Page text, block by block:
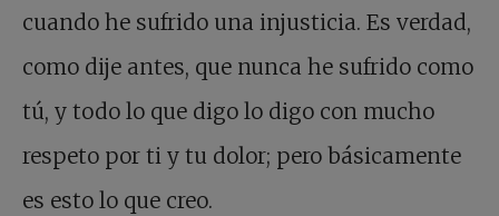
cuando he sufrido una injusticia. Es verdad,
como dije antes, que nunca he sufrido como
tú, y todo lo que digo lo digo con mucho
respeto por ti y tu dolor; pero básicamente
es esto lo que creo.